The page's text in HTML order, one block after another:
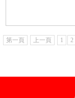
第一頁 上一頁 1 2